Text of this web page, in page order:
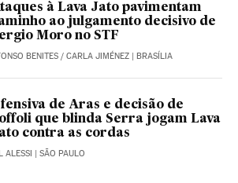
à Lava Jato pavimentam
ao julgamento decisivo de
Moro no STF
BENITES / CARLA JIMÉNEZ | BRASÍLIA
de Aras e decisão de
que blinda Serra jogam Lava
contra as cordas
ALESSI | SÃO PAULO